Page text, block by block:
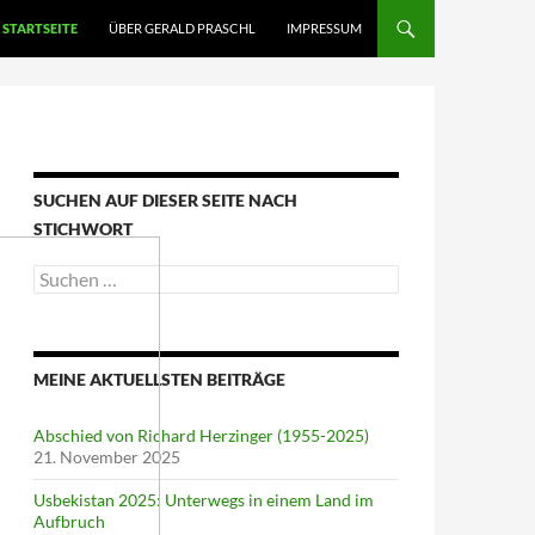
STARTSEITE ÜBER GERALD PRASCHL IMPRESSUM
SUCHEN AUF DIESER SEITE NACH
STICHWORT
Suche
nach:
MEINE AKTUELLSTEN BEITRÄGE
Abschied von Richard Herzinger (1955-2025)
21. November 2025
Usbekistan 2025: Unterwegs in einem Land im
Aufbruch